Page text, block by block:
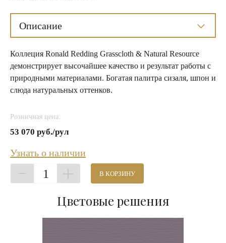
Описание
Коллеция Ronald Redding Grasscloth & Natural Resource
демонстрирует высочайшее качество и результат работы с
природными материалами. Богатая палитра сизаля, шпон и
слюда натуральных оттенков.
Розничная цена:
53 070 руб./рул
Узнать о наличии
1 В КОРЗИНУ
Цветовые решения